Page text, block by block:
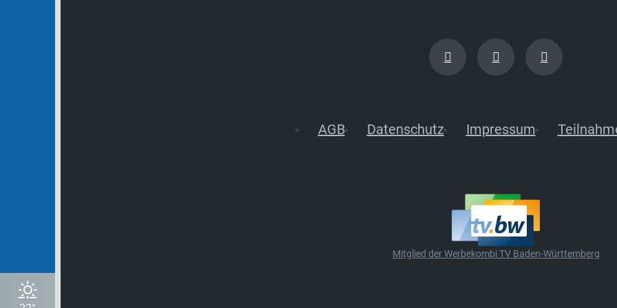
AGB Datenschutz Impressum
Mitglied der Werbekombi TV Baden-Württemberg